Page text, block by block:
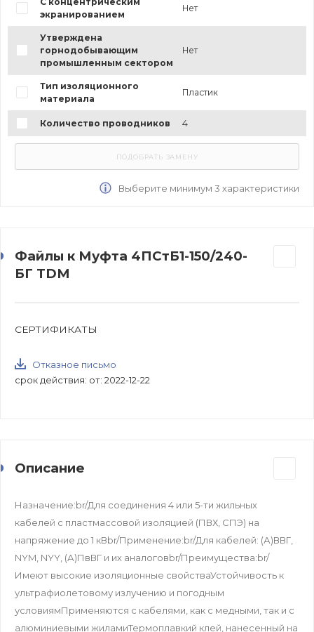
экранированием
Нет
Утверждена
горнодобывающим
промышленным сектором
Нет
Тип изоляционного
материала
Пластик
Количество проводников 4
Выберите минимум 3 характеристики
Файлы к Муфта 4ПСтБ1-150/240-
БГ TDM
СЕРТИФИКАТЫ
Отказное письмо
срок действия: от: 2022-12-22
Описание
Назначение:br/Для соединения 4 или 5-ти жильных
кабелей с пластмассовой изоляцией (ПВХ, СПЭ) на
напряжение до 1 кВbr/Применение:br/Для кабелей: (А)ВВГ,
NYM, NYY, (А)ПвВГ и их аналоговbr/Преимущества:br/
Имеют высокие изоляционные свойстваУстойчивость к
ультрафиолетовому излучению и погодным
условиямПрименяются с кабелями, как с медными, так и с
алюминиевыми жиламиТермоплавкий клей, нанесенный на